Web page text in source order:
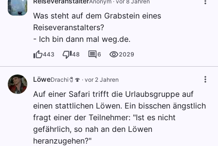
Was steht auf dem Grabstein eines
Reiseveranstalters?
- Ich bin dann mal weg.de.
443 48 6 2029
LöweDrachi🧷🍄 · vor 2 Jahren
Auf einer Safari trifft die Urlaubsgruppe auf
einen stattlichen Löwen. Ein bisschen ängstlich
fragt einer der Teilnehmer: "Ist es nicht
gefährlich, so nah an den Löwen
heranzugehen?"